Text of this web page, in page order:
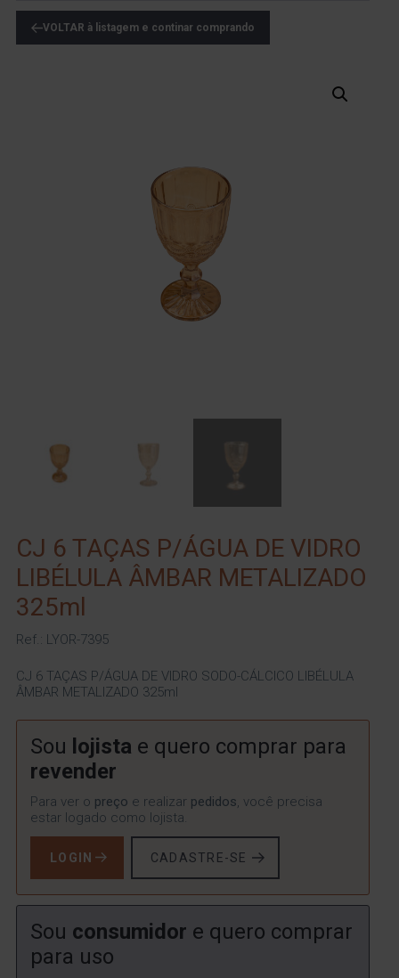
VOLTAR à listagem e continar comprando
CJ 6 TAÇAS P/ÁGUA DE VIDRO
LIBÉLULA ÂMBAR METALIZADO
325ml
Ref.: LYOR-7395
CJ 6 TAÇAS P/ÁGUA DE VIDRO SODO-CÁLCICO LIBÉLULA
ÂMBAR METALIZADO 325ml
Sou lojista e quero comprar para
revender
Para ver o preço e realizar pedidos, você precisa
estar logado como lojista.
LOGIN CADASTRE-SE
Sou consumidor e quero comprar
para uso